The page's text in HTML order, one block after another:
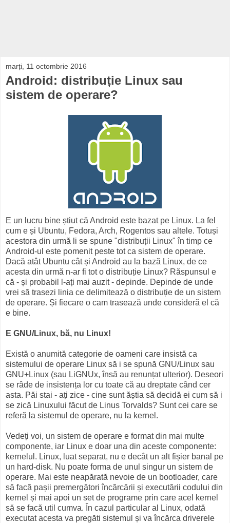
marți, 11 octombrie 2016
Android: distribuție Linux sau
sistem de operare?
E un lucru bine știut că Android este bazat pe Linux. La fel
cum e și Ubuntu, Fedora, Arch, Rogentos sau altele. Totuși
acestora din urmă li se spune "distribuții Linux" în timp ce
Android-ul este pomenit peste tot ca sistem de operare.
Dacă atât Ubuntu cât și Android au la bază Linux, de ce
acesta din urmă n-ar fi tot o distribuție Linux? Răspunsul e
că - și probabil l-ați mai auzit - depinde. Depinde de unde
vrei să trasezi linia ce delimitează o distribuție de un sistem
de operare. Și fiecare o cam trasează unde consideră el că
e bine.
E GNU/Linux, bă, nu Linux!
Există o anumită categorie de oameni care insistă ca
sistemului de operare Linux să i se spună GNU/Linux sau
GNU+Linux (sau LiGNUx, însă au renunțat ulterior). Deseori
se râde de insistența lor cu toate că au dreptate când cer
asta. Păi stai - ați zice - cine sunt ăștia să decidă ei cum să i
se zică Linuxului făcut de Linus Torvalds? Sunt cei care se
referă la sistemul de operare, nu la kernel.
Vedeți voi, un sistem de operare e format din mai multe
componente, iar Linux e doar una din aceste componente:
kernelul. Linux, luat separat, nu e decât un alt fișier banal pe
un hard-disk. Nu poate forma de unul singur un sistem de
operare. Mai este neapărată nevoie de un bootloader, care
să facă pașii premergători încărcării și executării codului din
kernel și mai apoi un set de programe prin care acel kernel
să se facă util cumva. În cazul particular al Linux, odată
executat acesta va pregăti sistemul și va încărca driverele